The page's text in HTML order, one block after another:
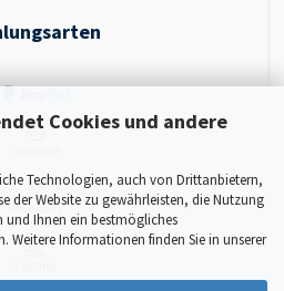
Cookies und andere
Technologien, auch von Drittanbietern,
der Website zu gewährleisten, die Nutzung
und Ihnen ein bestmögliches
Weitere Informationen finden Sie in unserer